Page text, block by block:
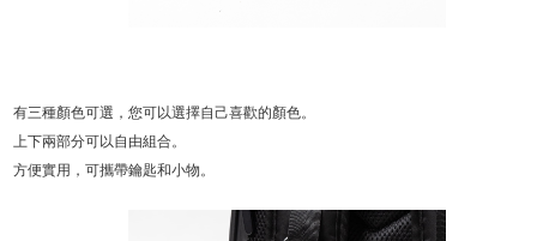
有三種顏色可選，您可以選擇自己喜歡的顏色。
上下兩部分可以自由組合。
方便實用，可攜帶鑰匙和小物。